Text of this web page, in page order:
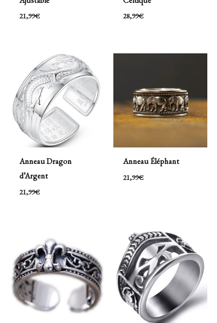
21,99€ 28,99€
Anneau Dragon
d’Argent
21,99€
Anneau Éléphant
21,99€